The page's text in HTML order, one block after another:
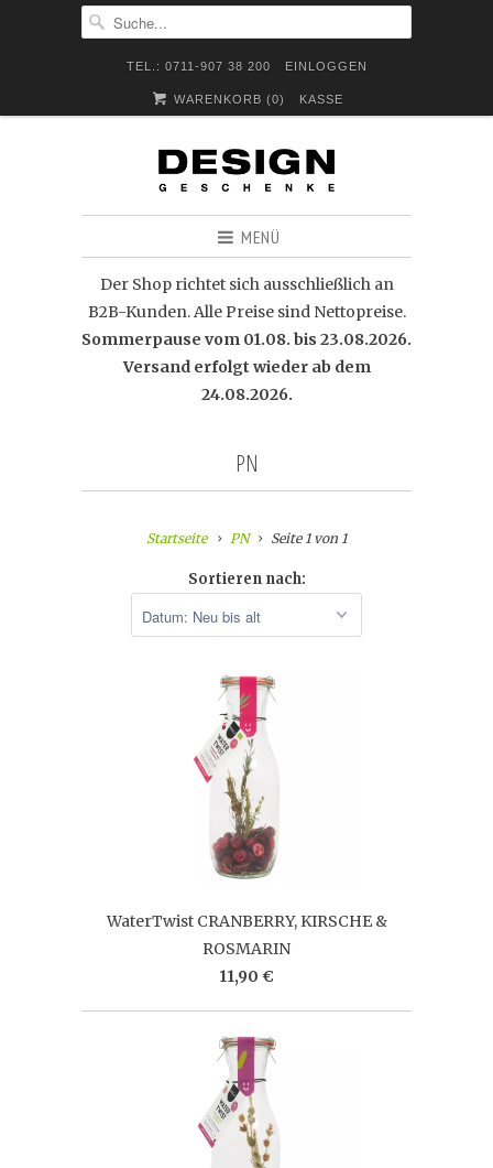
TEL.: 0711-907 38 200 EINLOGGEN
WARENKORB (0) KASSE
MENÜ
Der Shop richtet sich ausschließlich an
B2B-Kunden. Alle Preise sind Nettopreise.
Sommerpause vom 01.08. bis 23.08.2026.
Versand erfolgt wieder ab dem
24.08.2026.
PN
Startseite PN Seite 1 von 1
Sortieren nach:
WaterTwist CRANBERRY, KIRSCHE &
ROSMARIN
11,90 €